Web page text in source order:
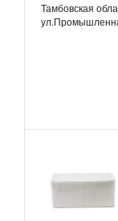
Тамбовская